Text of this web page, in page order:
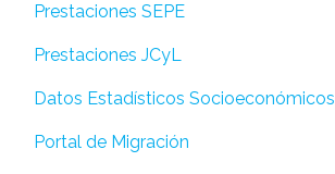
Prestaciones SEPE
Prestaciones JCyL
Datos Estadísticos Socioeconómicos
Portal de Migración